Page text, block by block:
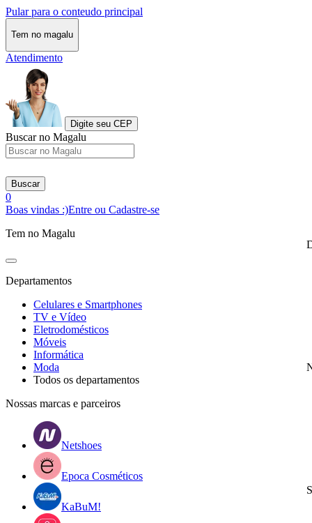
Pular para o conteudo principal
Tem no magalu
Atendimento
Digite seu CEP
Buscar no Magalu
Buscar
0
Boas vindas :)Entre ou Cadastre-se
Tem no Magalu
Departamentos
Celulares e Smartphones
TV e Vídeo
Eletrodomésticos
Móveis
Informática
Moda
Todos os departamentos
Nossas marcas e parceiros
Netshoes
Epoca Cosméticos
KaBuM!